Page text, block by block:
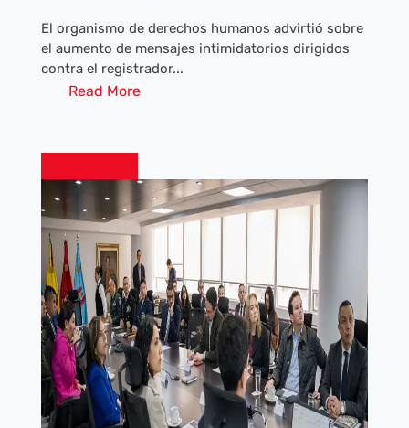
El organismo de derechos humanos advirtió sobre
el aumento de mensajes intimidatorios dirigidos
contra el registrador...
Read More